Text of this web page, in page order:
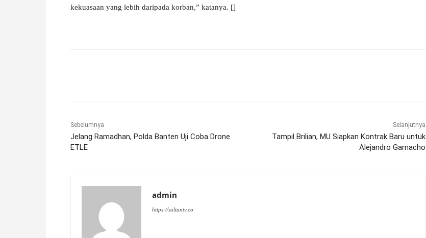
kekuasaan yang lebih daripada korban,” katanya. []
Sebelumnya
Jelang Ramadhan, Polda Banten Uji Coba Drone
ETLE
Selanjutnya
Tampil Brilian, MU Siapkan Kontrak Baru untuk
Alejandro Garnacho
admin
https://sultantv.co